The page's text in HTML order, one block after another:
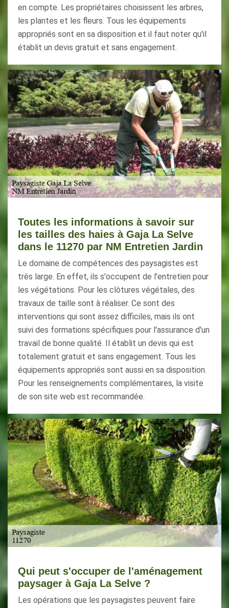
en compte. Les propriétaires choisissent les arbres,
les plantes et les fleurs. Tous les équipements
appropriés sont en sa disposition et il faut noter qu'il
établit un devis gratuit et sans engagement.
Toutes les informations à savoir sur
les tailles des haies à Gaja La Selve
dans le 11270 par NM Entretien Jardin
Le domaine de compétences des paysagistes est
très large. En effet, ils s'occupent de l'entretien pour
les végétations. Pour les clôtures végétales, des
travaux de taille sont à réaliser. Ce sont des
interventions qui sont assez difficiles, mais ils ont
suivi des formations spécifiques pour l'assurance d'un
travail de bonne qualité. Il établit un devis qui est
totalement gratuit et sans engagement. Tous les
équipements appropriés sont aussi en sa disposition.
Pour les renseignements complémentaires, la visite
de son site web est recommandée.
Qui peut s'occuper de l'aménagement
paysager à Gaja La Selve ?
Les opérations que les paysagistes peuvent faire